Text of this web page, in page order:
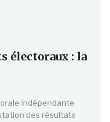
électoraux : la
indépendante
des résultats